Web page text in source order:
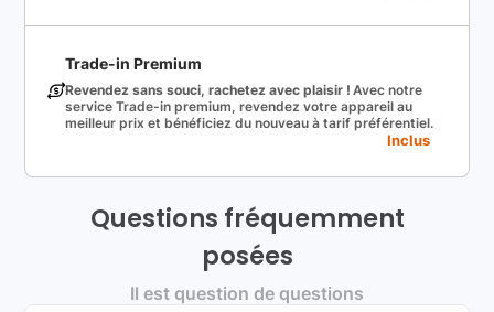
Trade-in Premium
Revendez sans souci, rachetez avec plaisir ! Avec notre
service Trade-in premium, revendez votre appareil au
meilleur prix et bénéficiez du nouveau à tarif préférentiel.
Inclus
Questions fréquemment
posées
Il est question de questions